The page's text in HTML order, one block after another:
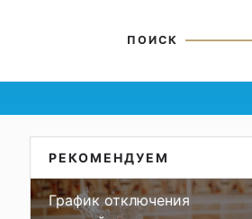
ПОИСК
РЕКОМЕНДУЕМ
График отключения